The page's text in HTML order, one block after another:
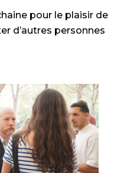
pour le plaisir de
d’autres personnes